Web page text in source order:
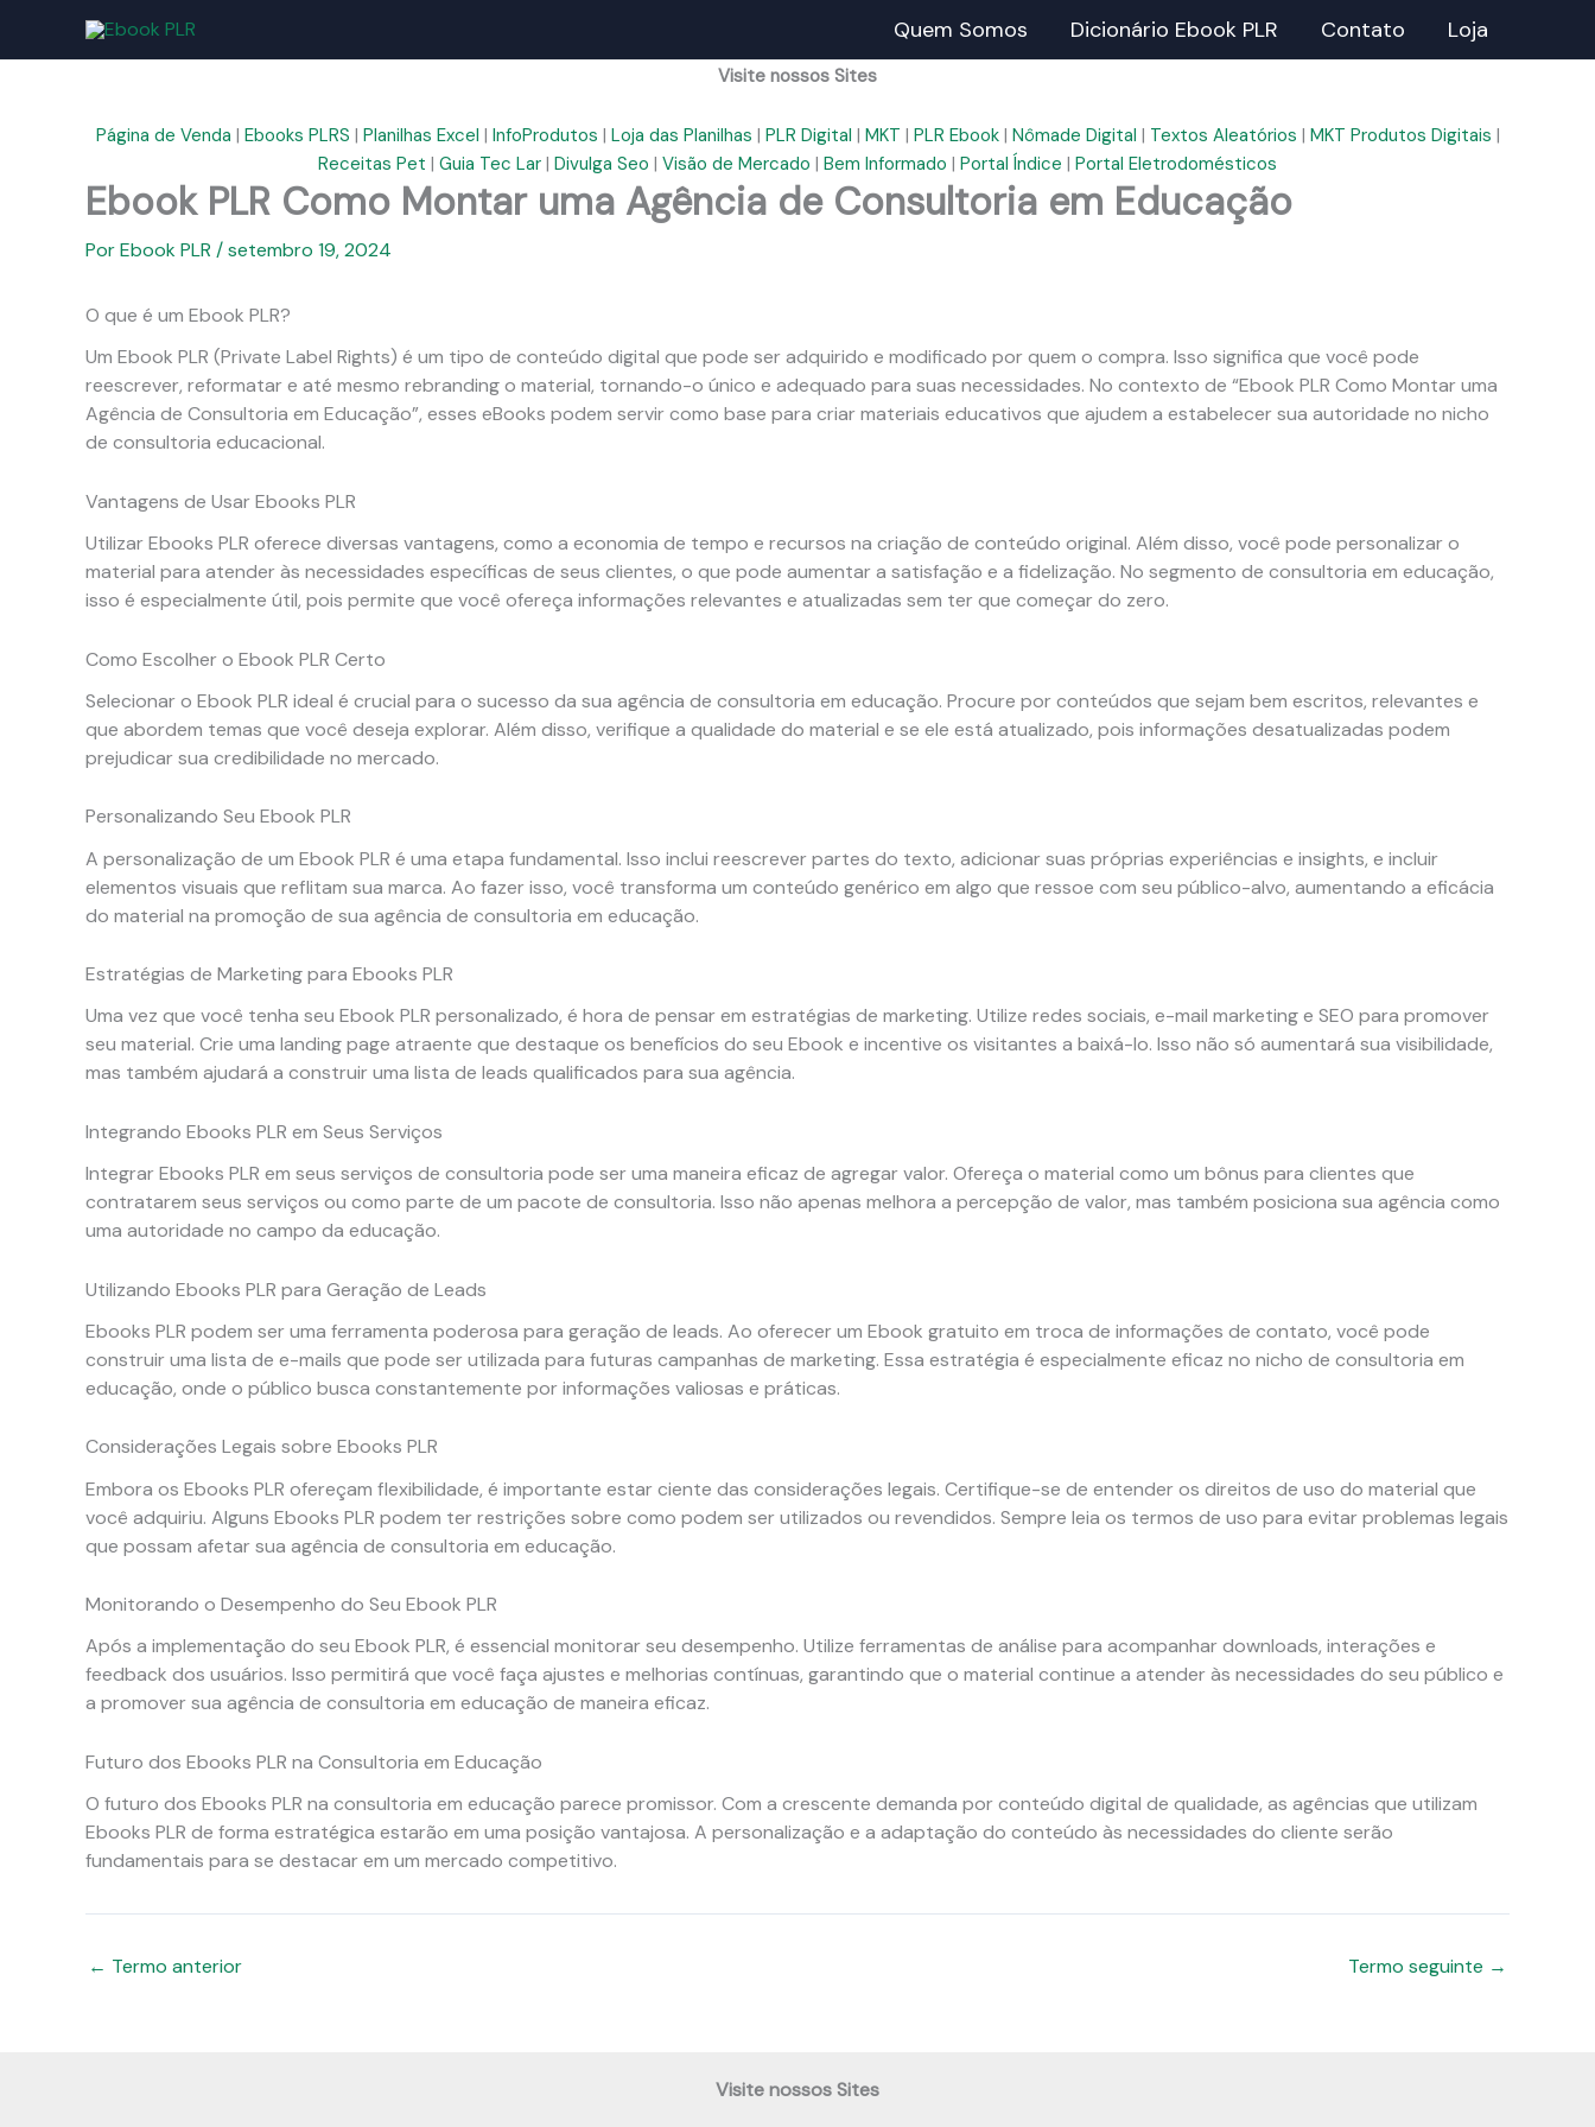
Quem Somos Dicionário Ebook PLR Contato Loja
Visite nossos Sites
Página de Venda | Ebooks PLRS | Planilhas Excel | InfoProdutos | Loja das Planilhas | PLR Digital | MKT | PLR Ebook| Nômade Digital | Textos Aleatórios | MKT Produtos Digitais |
Receitas Pet | Guia Tec Lar | Divulga Seo | Visão de Mercado | Bem Informado | Portal Índice | Portal Eletrodomésticos
Ebook PLR Como Montar uma Agência de Consultoria em Educação
PorEbook PLR /setembro 19, 2024
O que é um Ebook PLR?
Um Ebook PLR (Private Label Rights) é um tipo de conteúdo digital que pode ser adquirido e modificado por quem o compra. Isso significa que você pode
reescrever, reformatar e até mesmo rebranding o material, tornando-o único e adequado para suas necessidades. No contexto de “Ebook PLR Como Montar uma
Agência de Consultoria em Educação”, esses eBooks podem servir como base para criar materiais educativos que ajudem a estabelecer sua autoridade no nicho
de consultoria educacional.
Vantagens de Usar Ebooks PLR
Utilizar Ebooks PLR oferece diversas vantagens, como a economia de tempo e recursos na criação de conteúdo original. Além disso, você pode personalizar o
material para atender às necessidades específicas de seus clientes, o que pode aumentar a satisfação e a fidelização. No segmento de consultoria em educação,
isso é especialmente útil, pois permite que você ofereça informações relevantes e atualizadas sem ter que começar do zero.
Como Escolher o Ebook PLR Certo
Selecionar o Ebook PLR ideal é crucial para o sucesso da sua agência de consultoria em educação. Procure por conteúdos que sejam bem escritos, relevantes e
que abordem temas que você deseja explorar. Além disso, verifique a qualidade do material e se ele está atualizado, pois informações desatualizadas podem
prejudicar sua credibilidade no mercado.
Personalizando Seu Ebook PLR
A personalização de um Ebook PLR é uma etapa fundamental. Isso inclui reescrever partes do texto, adicionar suas próprias experiências e insights, e incluir
elementos visuais que reflitam sua marca. Ao fazer isso, você transforma um conteúdo genérico em algo que ressoe com seu público-alvo, aumentando a eficácia
do material na promoção de sua agência de consultoria em educação.
Estratégias de Marketing para Ebooks PLR
Uma vez que você tenha seu Ebook PLR personalizado, é hora de pensar em estratégias de marketing. Utilize redes sociais, e-mail marketing e SEO para promover
seu material. Crie uma landing page atraente que destaque os benefícios do seu Ebook e incentive os visitantes a baixá-lo. Isso não só aumentará sua visibilidade,
mas também ajudará a construir uma lista de leads qualificados para sua agência.
Integrando Ebooks PLR em Seus Serviços
Integrar Ebooks PLR em seus serviços de consultoria pode ser uma maneira eficaz de agregar valor. Ofereça o material como um bônus para clientes que
contratarem seus serviços ou como parte de um pacote de consultoria. Isso não apenas melhora a percepção de valor, mas também posiciona sua agência como
uma autoridade no campo da educação.
Utilizando Ebooks PLR para Geração de Leads
Ebooks PLR podem ser uma ferramenta poderosa para geração de leads. Ao oferecer um Ebook gratuito em troca de informações de contato, você pode
construir uma lista de e-mails que pode ser utilizada para futuras campanhas de marketing. Essa estratégia é especialmente eficaz no nicho de consultoria em
educação, onde o público busca constantemente por informações valiosas e práticas.
Considerações Legais sobre Ebooks PLR
Embora os Ebooks PLR ofereçam flexibilidade, é importante estar ciente das considerações legais. Certifique-se de entender os direitos de uso do material que
você adquiriu. Alguns Ebooks PLR podem ter restrições sobre como podem ser utilizados ou revendidos. Sempre leia os termos de uso para evitar problemas legais
que possam afetar sua agência de consultoria em educação.
Monitorando o Desempenho do Seu Ebook PLR
Após a implementação do seu Ebook PLR, é essencial monitorar seu desempenho. Utilize ferramentas de análise para acompanhar downloads, interações e
feedback dos usuários. Isso permitirá que você faça ajustes e melhorias contínuas, garantindo que o material continue a atender às necessidades do seu público e
a promover sua agência de consultoria em educação de maneira eficaz.
Futuro dos Ebooks PLR na Consultoria em Educação
O futuro dos Ebooks PLR na consultoria em educação parece promissor. Com a crescente demanda por conteúdo digital de qualidade, as agências que utilizam
Ebooks PLR de forma estratégica estarão em uma posição vantajosa. A personalização e a adaptação do conteúdo às necessidades do cliente serão
fundamentais para se destacar em um mercado competitivo.
← Termo anterior Termo seguinte →
Visite nossos Sites